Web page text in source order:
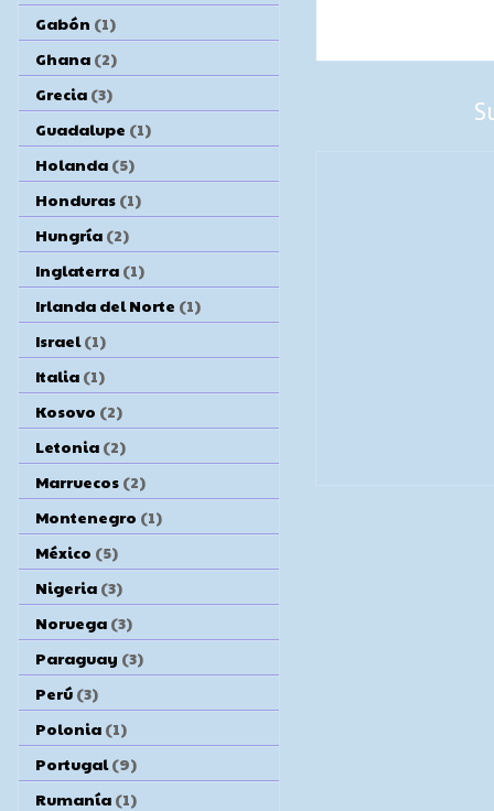
Gabón (1)
Ghana (2)
Grecia (3)
Guadalupe (1)
Holanda (5)
Honduras (1)
Hungría (2)
Inglaterra (1)
Irlanda del Norte (1)
Israel (1)
Italia (1)
Kosovo (2)
Letonia (2)
Marruecos (2)
Montenegro (1)
México (5)
Nigeria (3)
Noruega (3)
Paraguay (3)
Perú (3)
Polonia (1)
Portugal (9)
Rumanía (1)